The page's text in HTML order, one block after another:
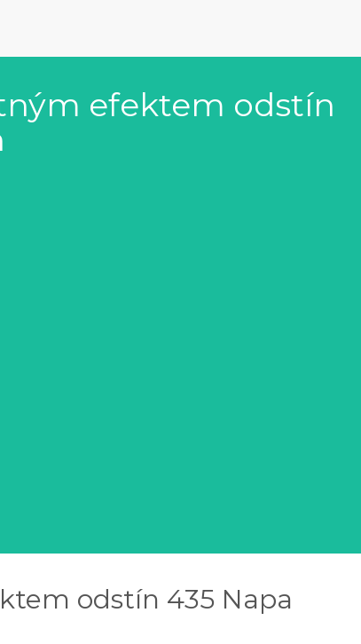
efektem odstín
odstín 435 Napa